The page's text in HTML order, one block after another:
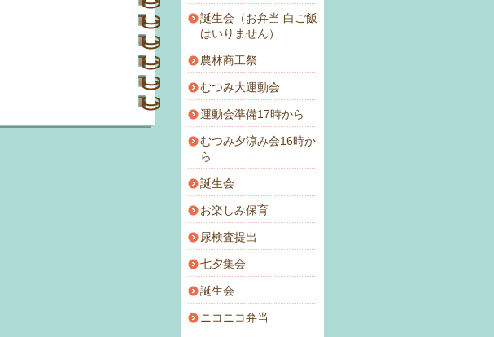
誕生会（お弁当 白ご飯
はいりません）
農林商工祭
むつみ大運動会
運動会準備17時から
むつみ夕涼み会16時か
ら
誕生会
お楽しみ保育
尿検査提出
七夕集会
誕生会
ニコニコ弁当